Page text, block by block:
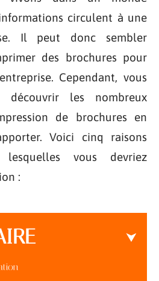
circulent à une
Il peut donc sembler
des brochures pour
Cependant, vous
découvrir les nombreux
de brochures en
Voici cinq raisons
vous devriez
: